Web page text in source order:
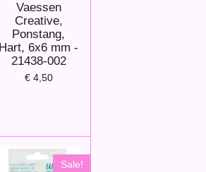
Vaessen
Creative,
Ponstang,
Hart, 6x6 mm -
21438-002
€ 4,50
Sale!